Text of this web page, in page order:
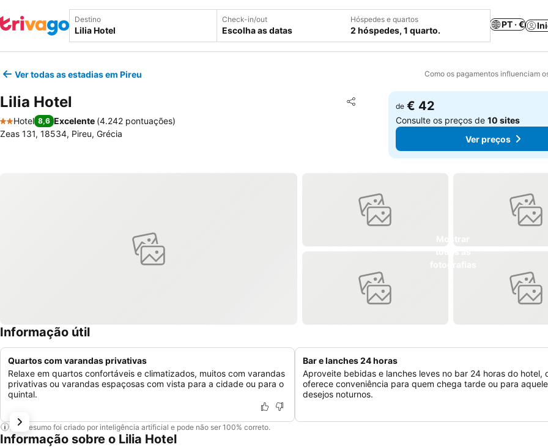
Destino Check-in/out
Escolha as datas
Hóspedes e quartos
2 hóspedes, 1 quarto.
PT · €
Ver todas as estadias em Pireu Como os pagamentos influenciam
Lilia Hotel Partilhar
Adicionar aos favoritos
2 Estrelas
Hotel 8,6 Excelente (4.242 pontuações)
Zeas 131, 18534, Pireu, Grécia
de € 42
Consulte os preços de10 sites
Ver preços
Informação útil
Quartos com varandas privativas
Relaxe em quartos confortáveis e climatizados, muitos com varandas
privativas ou varandas espaçosas com vista para a cidade ou para o
quintal.
Bar e lanches 24 horas
Aproveite bebidas e lanches leves no bar 24 horas do hotel,
oferece conveniência para quem chega tarde ou para
desejos noturnos.
Este resumo foi criado por inteligência artificial e pode não ser 100% correto.
Informação sobre o Lilia Hotel